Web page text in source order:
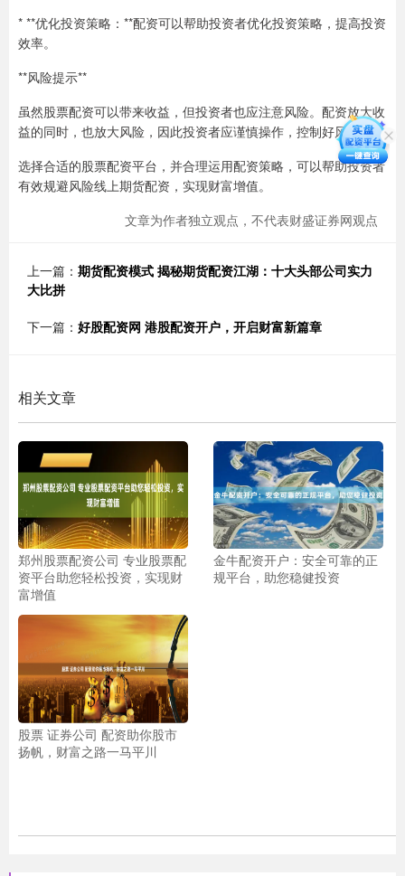
* **优化投资策略：**配资可以帮助投资者优化投资策略，提高投资
效率。
**风险提示**
虽然股票配资可以带来收益，但投资者也应注意风险。配资放大收
益的同时，也放大风险，因此投资者应谨慎操作，控制好风险。
选择合适的股票配资平台，并合理运用配资策略，可以帮助投资者
有效规避风险线上期货配资，实现财富增值。
文章为作者独立观点，不代表财盛证券网观点
上一篇： 期货配资模式 揭秘期货配资江湖：十大头部公司实力
大比拼
下一篇： 好股配资网 港股配资开户，开启财富新篇章
相关文章
郑州股票配资公司 专业股票配
资平台助您轻松投资，实现财
富增值
金牛配资开户：安全可靠的正
规平台，助您稳健投资
股票 证券公司 配资助你股市
扬帆，财富之路一马平川